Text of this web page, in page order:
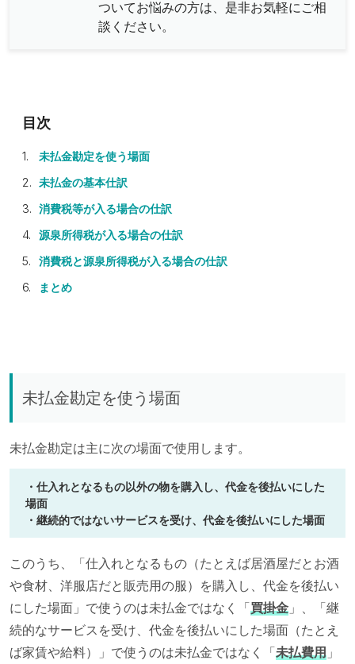
ついてお悩みの方は、是非お気軽にご相
談ください。
未払金勘定を使う場面
未払金の基本仕訳
消費税等が入る場合の仕訳
源泉所得税が入る場合の仕訳
消費税と源泉所得税が入る場合の仕訳
まとめ
未払金勘定を使う場面
未払金勘定は主に次の場面で使用します。
・仕入れとなるもの以外の物を購入し、代金を後払いにした
場面
・継続的ではないサービスを受け、代金を後払いにした場面
このうち、「仕入れとなるもの（たとえば居酒屋だとお酒
や食材、洋服店だと販売用の服）を購入し、代金を後払い
にした場面」で使うのは未払金ではなく「買掛金 」、「継
続的なサービスを受け、代金を後払いにした場面（たとえ
ば家賃や給料）」で使うのは未払金ではなく「未払費用 」